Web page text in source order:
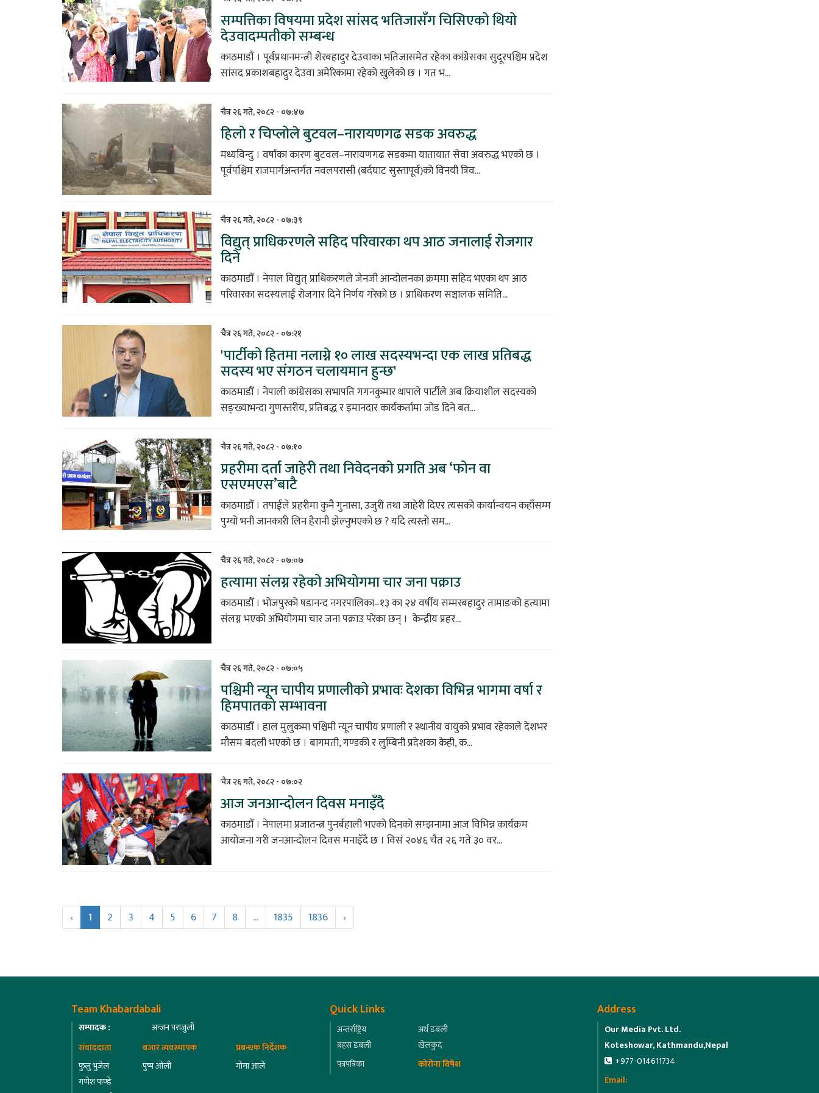
सम्पत्तिका विषयमा प्रदेश सांसद भतिजासँग चिसिएको थियो
देउवादम्पतीको सम्बन्ध
काठमाडौं । पूर्वप्रधानमन्त्री शेरबहादुर देउवाका भतिजासमेत रहेका कांग्रेसका सुदूरपश्चिम प्रदेश
सांसद प्रकाशबहादुर देउवा अमेरिकामा रहेको खुलेको छ । गत भ...
चैत्र २६ गते, २०८२ - ०७:४७
हिलो र चिप्लोले बुटवल–नारायणगढ सडक अवरुद्ध
मध्यविन्दु । वर्षाका कारण बुटवल–नारायणगढ सडकमा यातायात सेवा अवरुद्ध भएको छ ।
पूर्वपश्चिम राजमार्गअन्तर्गत नवलपरासी (बर्दघाट सुस्तापूर्व)को विनयी त्रिव...
चैत्र २६ गते, २०८२ - ०७:३९
विद्युत् प्राधिकरणले सहिद परिवारका थप आठ जनालाई रोजगार
दिने
काठमाडौँ । नेपाल विद्युत् प्राधिकरणले जेनजी आन्दोलनका क्रममा सहिद भएका थप आठ
परिवारका सदस्यलाई रोजगार दिने निर्णय गरेको छ । प्राधिकरण सञ्चालक समिति...
चैत्र २६ गते, २०८२ - ०७:२१
'पार्टीको हितमा नलाग्ने १० लाख सदस्यभन्दा एक लाख प्रतिबद्ध
सदस्य भए संगठन चलायमान हुन्छ'
काठमाडौँ । नेपाली कांग्रेसका सभापति गगनकुमार थापाले पार्टीले अब क्रियाशील सदस्यको
सङ्ख्याभन्दा गुणस्तरीय, प्रतिबद्ध र इमानदार कार्यकर्तामा जोड दिने बत...
चैत्र २६ गते, २०८२ - ०७:१०
प्रहरीमा दर्ता जाहेरी तथा निवेदनको प्रगति अब ‘फोन वा
एसएमएस’बाटै
काठमाडौँ । तपाईंले प्रहरीमा कुनै गुनासा, उजुरी तथा जाहेरी दिएर त्यसको कार्यान्वयन कहाँसम्म
पुग्यो भनी जानकारी लिन हैरानी झेल्नुभएको छ ? यदि त्यस्तो सम...
चैत्र २६ गते, २०८२ - ०७:०७
हत्यामा संलग्न रहेको अभियोगमा चार जना पक्राउ
काठमाडौँ । भोजपुरको षडानन्द नगरपालिका–१३ का २४ वर्षीय सम्मरबहादुर तामाङको हत्यामा
संलग्न भएको अभियोगमा चार जना पक्राउ परेका छन् । केन्द्रीय प्रहर...
चैत्र २६ गते, २०८२ - ०७:०५
पश्चिमी न्यून चापीय प्रणालीको प्रभावः देशका विभिन्न भागमा वर्षा र
हिमपातको सम्भावना
काठमाडौँ । हाल मुलुकमा पश्चिमी न्यून चापीय प्रणाली र स्थानीय वायुको प्रभाव रहेकाले देशभर
मौसम बदली भएको छ । बागमती, गण्डकी र लुम्बिनी प्रदेशका केही, क...
चैत्र २६ गते, २०८२ - ०७:०२
आज जनआन्दोलन दिवस मनाइँदै
काठमाडौँ । नेपालमा प्रजातन्त्र पुनर्बहाली भएको दिनको सम्झनामा आज विभिन्न कार्यक्रम
आयोजना गरी जनआन्दोलन दिवस मनाइँदै छ । विसं २०४६ चैत २६ गते ३० वर...
‹ 1 2 3 4 5 6 7 8 ... 1835 1836 ›
Team Khabardabali
सम्पादक :
अन्जन पराजुली
संवाददाता
फुलु भुजेल
गणेश पाण्डे
बजार व्यवस्थापक
पुष्प ओली
प्रबन्धक निर्देशक
गोमा आले
Quick Links
अन्तर्राष्ट्रिय
अर्थ डबली
बहस डबली
खेलकुद
पत्रपत्रिका
कोरोना विषेश
Address
Our Media Pvt. Ltd.
Koteshowar, Kathmandu,Nepal
+977-014611734
Email: